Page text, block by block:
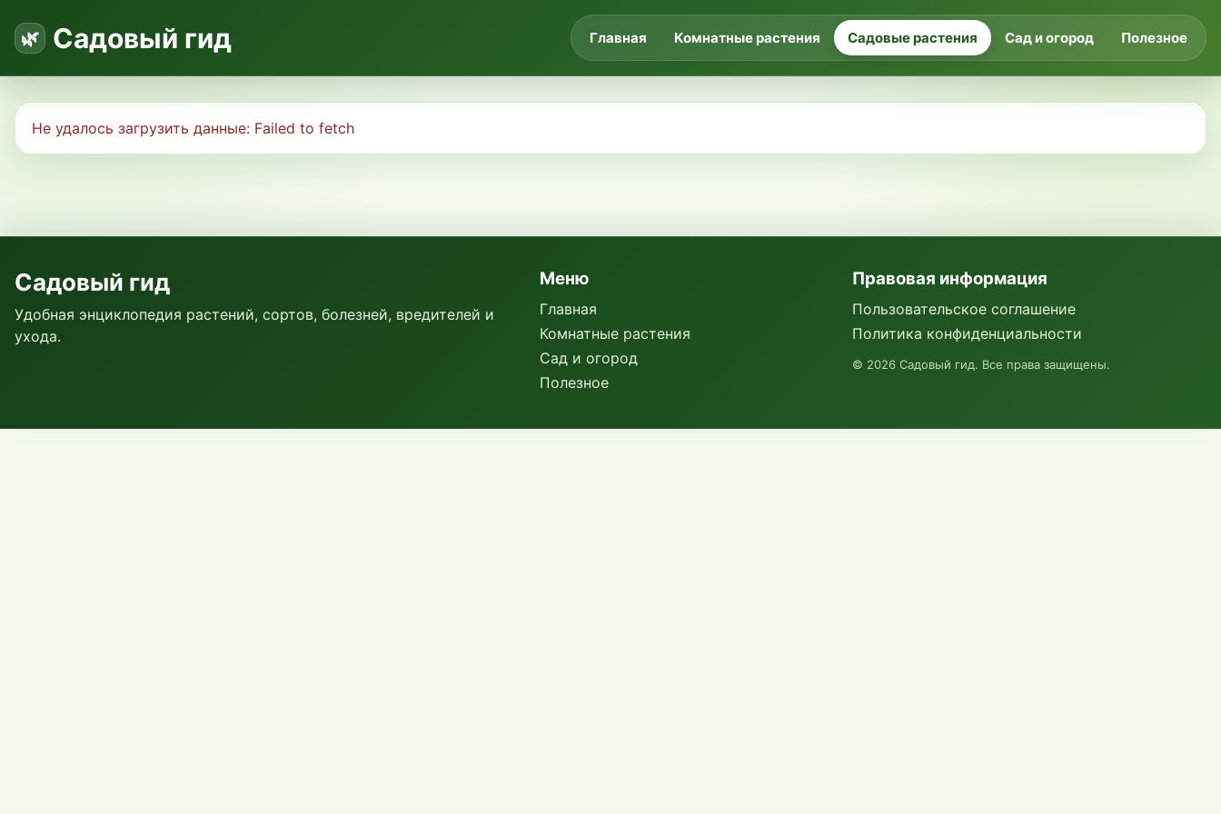
Садовый гид Главная Комнатные растения Садовые растения Сад и огород Полезное
Не удалось загрузить данные: Failed to fetch
Садовый гид
Удобная энциклопедия растений, сортов, болезней, вредителей и
ухода.
Меню
Главная
Комнатные растения
Сад и огород
Полезное
Правовая информация
Пользовательское соглашение
Политика конфиденциальности
© 2026 Садовый гид. Все права защищены.